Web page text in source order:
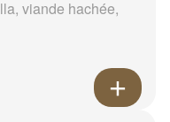
viande hachée,